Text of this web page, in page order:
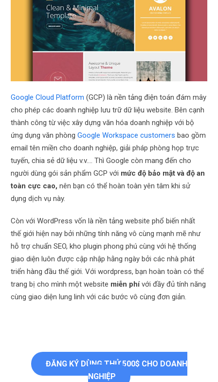
Google Cloud Platform (GCP) là nền tảng điện toán đám mây
cho phép các doanh nghiệp lưu trữ dữ liệu website. Bên cạnh
thành công từ việc xây dựng văn hóa doanh nghiệp với bộ
ứng dụng văn phòngGoogle Workspace customers bao gồm
email tên miền cho doanh nghiệp, giải pháp phòng họp trực
tuyến, chia sẻ dữ liệu v.v…. Thì Google còn mang đến cho
người dùng gói sản phẩm GCP với mức độ bảo mật và độ an
toàn cực cao, nên bạn có thể hoàn toàn yên tâm khi sử
dụng dịch vụ này.
Còn với WordPress vốn là nền tảng website phổ biến nhất
thế giới hiện nay bởi những tính năng vô cùng mạnh mẽ như
hỗ trợ chuẩn SEO, kho plugin phong phú cùng với hệ thống
giao diện luôn được cập nhập hằng ngày bởi các nhà phát
triển hàng đầu thế giới. Với wordpress, bạn hoàn toàn có thể
trang bị cho mình một website miễn phívới đầy đủ tính năng
cùng giao diện lung linh với các bước vô cùng đơn giản.
ĐĂNG KÝ DÙNG THỬ 500$ CHO DOANH
NGHIỆP